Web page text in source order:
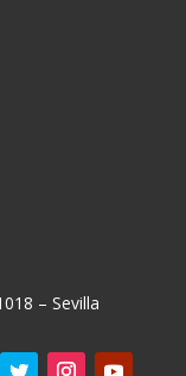
– Sevilla